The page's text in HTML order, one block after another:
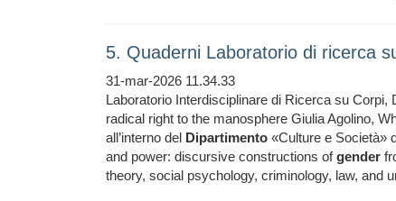
5. Quaderni Laboratorio di ricerca
31-mar-2026 11.34.33
Laboratorio Interdisciplinare di Ricerca su Corpi,
radical right to the manosphere Giulia Agolino,
all’interno del Dipartimento «Culture e Società»
and power: discursive constructions ofgender
theory, social psychology, criminology, law, and